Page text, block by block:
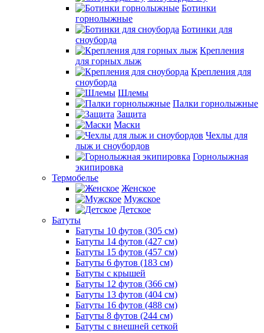
Ботинки
горнолыжные
Ботинки для
сноуборда
Крепления
для горных лыж
Крепления для
сноуборда
Шлемы
Палки горнолыжные
Защита
Маски
Чехлы для
лыж и сноубордов
Горнолыжная
экипировка
Термобелье
Женское
Мужское
Детское
Батуты
Батуты 10 футов (305 см)
Батуты 14 футов (427 см)
Батуты 15 футов (457 см)
Батуты 6 футов (183 см)
Батуты с крышей
Батуты 12 футов (366 см)
Батуты 13 футов (404 см)
Батуты 16 футов (488 см)
Батуты 8 футов (244 см)
Батуты с внешней сеткой